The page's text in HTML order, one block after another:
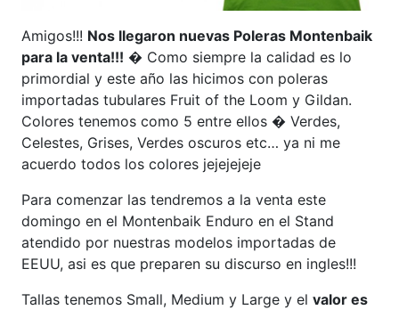
Amigos!!! Nos llegaron nuevas Poleras Montenbaik
para la venta!!! � Como siempre la calidad es lo
primordial y este año las hicimos con poleras
importadas tubulares Fruit of the Loom y Gildan.
Colores tenemos como 5 entre ellos � Verdes,
Celestes, Grises, Verdes oscuros etc… ya ni me
acuerdo todos los colores jejejejeje
Para comenzar las tendremos a la venta este
domingo en el Montenbaik Enduro en el Stand
atendido por nuestras modelos importadas de
EEUU, asi es que preparen su discurso en ingles!!!
Tallas tenemos Small, Medium y Large y el valor es